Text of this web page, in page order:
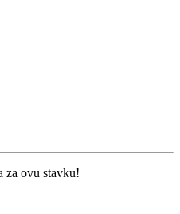
za ovu stavku!